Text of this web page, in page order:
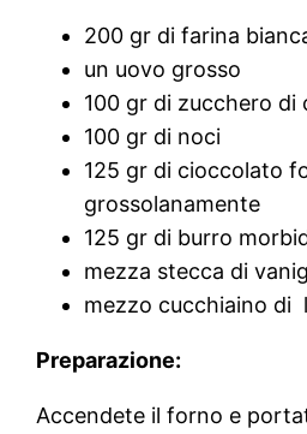
200 gr di farina
un uovo grosso
100 gr di zucchero di
100 gr di noci
125 gr di cioccolato
grossolanamente
125 gr di burro
mezza stecca di
mezzo cucchiaino di
Preparazione:
Accendete il forno e